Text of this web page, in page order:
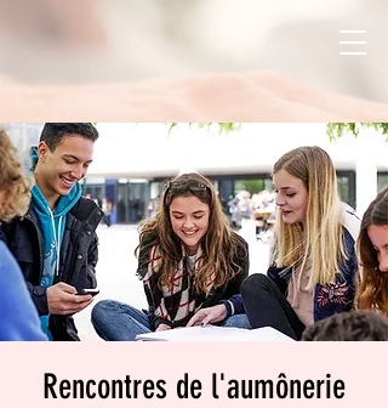
Rencontres de l'aumônerie